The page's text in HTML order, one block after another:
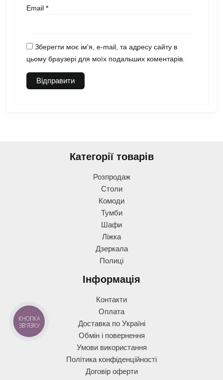
Email *
Зберегти моє ім'я, e-mail, та адресу сайту в
цьому браузері для моїх подальших коментарів.
Категорії товарів
Розпродаж
Столи
Комоди
Тумби
Шафи
Ліжка
Дзеркала
Полиці
Інформація
Контакти
Оплата
Доставка по Україні
Обмін і повернення
Умови використання
Політика конфіденційності
Договір оферти
КНОПКА
ЗВ'ЯЗКУ